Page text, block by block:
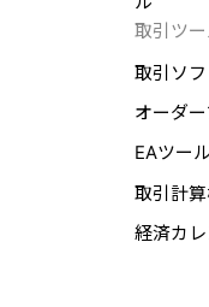
取引ツ
取引ソ
オーダ
EAツール
取引計
経済カ